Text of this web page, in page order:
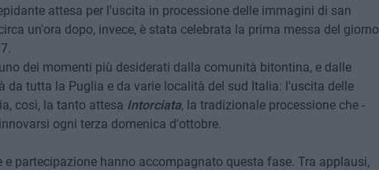
attesa per l'uscita in processione delle immagini di san
un'ora dopo, invece, è stata celebrata la prima messa del giorno
dei momenti più desiderati dalla comunità bitontina, e dalle
tutta la Puglia e da varie località del sud Italia: l'uscita delle
così, la tanto attesa Intorciata, la tradizionale processione che -
ogni terza domenica d'ottobre.
partecipazione hanno accompagnato questa fase. Tra applausi,